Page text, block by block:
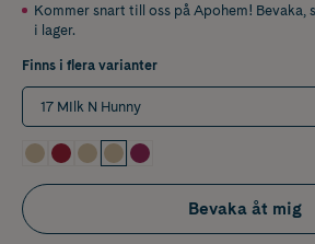
Kommer snart till oss på Apohem! Bevaka,
i lager.
Finns i flera varianter
17 MIlk N Hunny
Bevaka åt mig